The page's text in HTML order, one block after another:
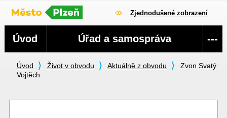
Zjednodušené zobrazení
Úvod Život v obvodu Aktuálně z obvodu
Zvon Svatý
Vojtěch
Navigace
Úvod Úřad a samospráva ---